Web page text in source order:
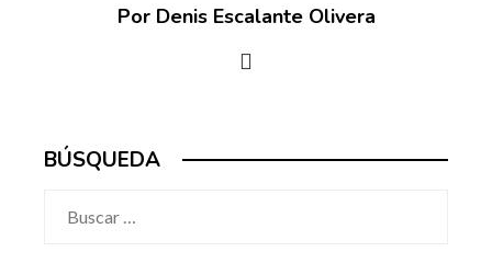
Por Denis Escalante Olivera
BÚSQUEDA